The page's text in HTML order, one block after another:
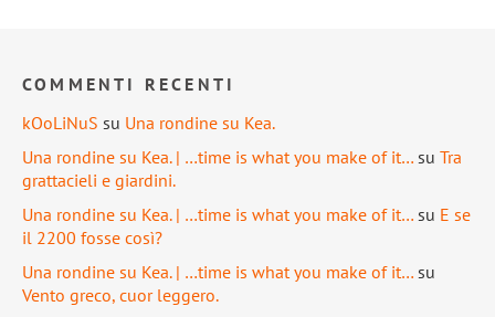
COMMENTI RECENTI
kOoLiNuS su Una rondine su Kea.
Una rondine su Kea. | …time is what you make of it… su Tra
grattacieli e giardini.
Una rondine su Kea. | …time is what you make of it… su E se
il 2200 fosse così?
Una rondine su Kea. | …time is what you make of it… su
Vento greco, cuor leggero.